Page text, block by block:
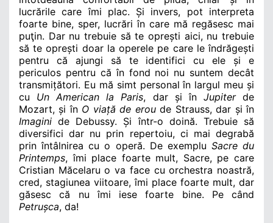
lucrările care îmi plac. Și invers, pot interpreta
foarte bine, sper, lucrări în care mă regăsesc mai
puţin. Dar nu trebuie să te oprești aici, nu trebuie
să te oprești doar la operele pe care le îndrăgești
pentru că ajungi să te identifici cu ele și e
periculos pentru că în fond noi nu suntem decât
transmițători. Eu mă simt personal în largul meu și
cu Un American la Paris, dar și în Jupiterde
Mozart, și în O viață de eroude Strauss, dar și în
Imagini de Debussy. Și într-o doină. Trebuie să
diversifici dar nu prin repertoiu, ci mai degrabă
prin întâlnirea cu o operă. De exemplu Sacre du
Printemps, îmi place foarte mult, Sacre, pe care
Cristian Măcelaru o va face cu orchestra noastră,
cred, stagiunea viitoare, îmi place foarte mult, dar
găsesc că nu îmi iese foarte bine. Pe când
Petrușca, da!